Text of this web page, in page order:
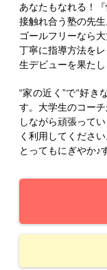
あなたもなれる！
接触れ合う塾の先
ゴールフリーなら
丁寧に指導方法を
生デビューを果た
“家の近く”で“好き
す。大学生のコー
しながら頑張って
く利用してくださ
とってもにぎやか♪